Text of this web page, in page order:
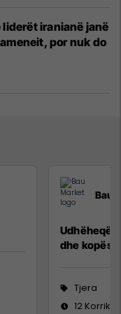
iranianë janë
por nuk do
Bau
dhe
Tjera
12 Korrik